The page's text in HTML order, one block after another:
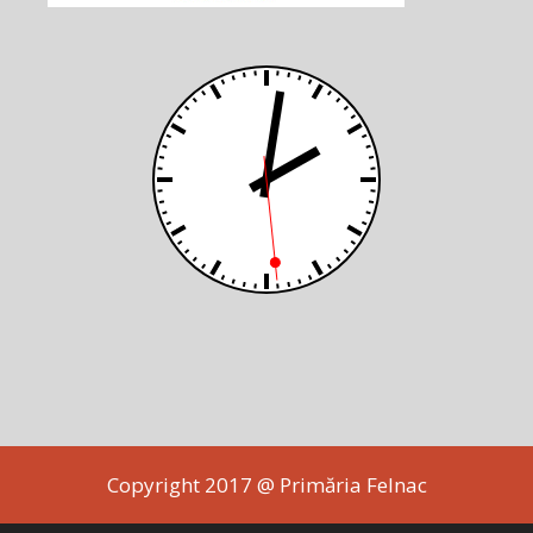
Copyright 2017 @ Primăria Felnac